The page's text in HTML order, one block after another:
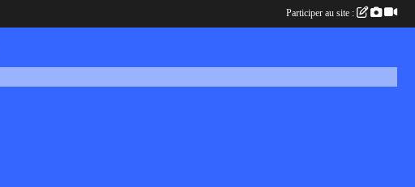
Participer au site :